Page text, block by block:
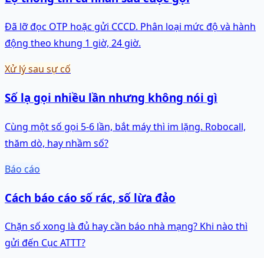
Đã lỡ đọc OTP hoặc gửi CCCD. Phân loại mức độ và hành
động theo khung 1 giờ, 24 giờ.
Xử lý sau sự cố
Số lạ gọi nhiều lần nhưng không nói gì
Cùng một số gọi 5-6 lần, bắt máy thì im lặng. Robocall,
thăm dò, hay nhầm số?
Báo cáo
Cách báo cáo số rác, số lừa đảo
Chặn số xong là đủ hay cần báo nhà mạng? Khi nào thì
gửi đến Cục ATTT?